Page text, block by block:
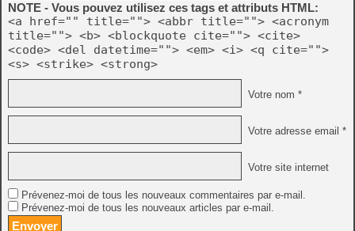
NOTE - Vous pouvez utilisez ces tags et attributs HTML:
<a href="" title=""> <abbr title=""> <acronym
title=""> <b> <blockquote cite=""> <cite>
<code> <del datetime=""> <em> <i> <q cite="">
<s> <strike> <strong>
Votre nom *
Votre adresse email *
Votre site internet
Prévenez-moi de tous les nouveaux commentaires par e-mail.
Prévenez-moi de tous les nouveaux articles par e-mail.